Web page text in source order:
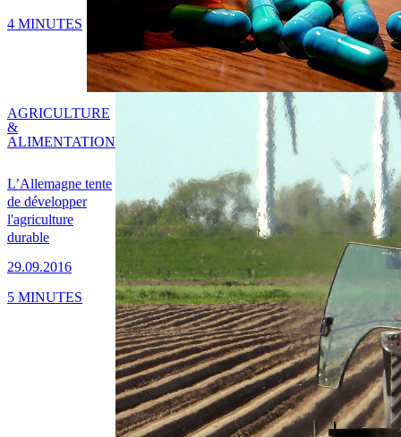
4 MINUTES
L’Allemagne tente
de développer
l'agriculture
durable
29.09.2016
AGRICULTURE
&
ALIMENTATION
5 MINUTES